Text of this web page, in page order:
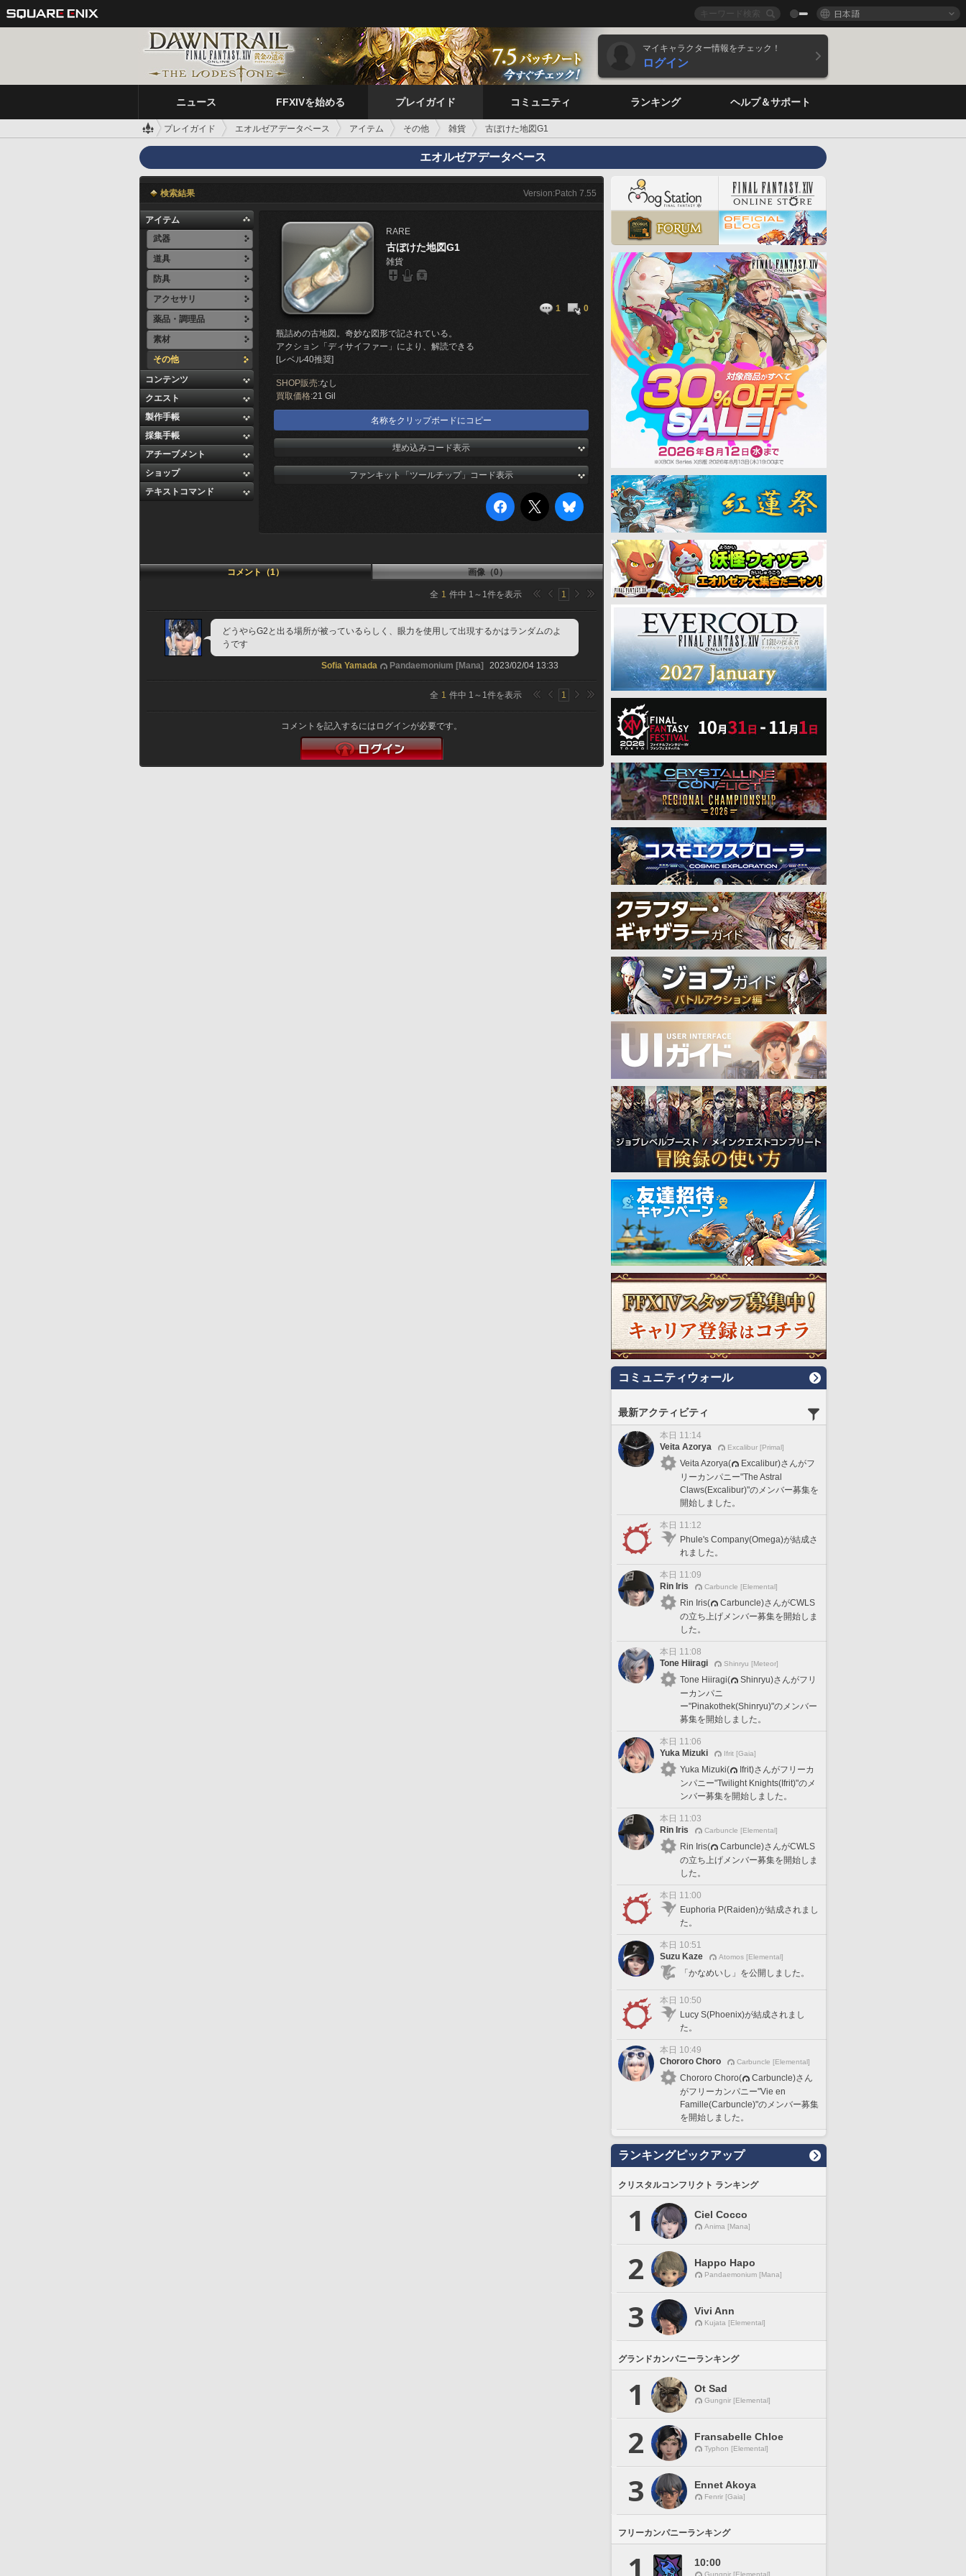
日本語
マイキャラクター情報をチェック！
ログイン
ニュース FFXIVを始める プレイガイド コミュニティ ランキング ヘルプ＆サポート
プレイガイド エオルゼアデータベース アイテム その他 雑貨 古ぼけた地図G1
エオルゼアデータベース
検索結果 Version:Patch 7.55
アイテム
武器
道具
防具
アクセサリ
薬品・調理品
素材
その他
コンテンツ
クエスト
製作手帳
採集手帳
アチーブメント
ショップ
テキストコマンド
RARE
古ぼけた地図G1
雑貨
1 0
瓶詰めの古地図。奇妙な図形で記されている。
アクション「ディサイファー」により、解読できる
[レベル40推奨]
SHOP販売:なし
買取価格:21 Gil
名称をクリップボードにコピー
埋め込みコード表示
ファンキット「ツールチップ」コード表示
コメント（1） 画像（0）
全 1 件中 1 ～ 1件を表示 1
どうやらG2と出る場所が被っているらしく、眼力を使用して出現するかはランダムのよ
うです
Sofia Yamada Pandaemonium [Mana] 2023/02/04 13:33
全 1 件中 1 ～ 1件を表示 1
コメントを記入するにはログインが必要です。
コミュニティウォール
最新アクティビティ
本日 11:14
Veita Azorya
Excalibur [Primal]
Veita Azorya(
Excalibur)さんがフ
リーカンパニー"The Astral
Claws(Excalibur)"のメンバー募集を
開始しました。
本日 11:12
Phule's Company(Omega)が結成さ
れました。
本日 11:09
Rin Iris
Carbuncle [Elemental]
Rin Iris(
Carbuncle)さんがCWLS
の立ち上げメンバー募集を開始しま
した。
本日 11:08
Tone Hiiragi
Shinryu [Meteor]
Tone Hiiragi(
Shinryu)さんがフリ
ーカンパニ
ー"Pinakothek(Shinryu)"のメンバー
募集を開始しました。
本日 11:06
Yuka Mizuki
Ifrit [Gaia]
Yuka Mizuki(
Ifrit)さんがフリーカ
ンパニー"Twilight Knights(Ifrit)"のメ
ンバー募集を開始しました。
本日 11:03
Rin Iris
Carbuncle [Elemental]
Rin Iris(
Carbuncle)さんがCWLS
の立ち上げメンバー募集を開始しま
した。
本日 11:00
Euphoria P(Raiden)が結成されまし
た。
本日 10:51
Suzu Kaze
Atomos [Elemental]
「かなめいし」を公開しました。
本日 10:50
Lucy S(Phoenix)が結成されまし
た。
本日 10:49
Chororo Choro
Carbuncle [Elemental]
Chororo Choro(
Carbuncle)さん
がフリーカンパニー"Vie en
Famille(Carbuncle)"のメンバー募集
を開始しました。
ランキングピックアップ
クリスタルコンフリクト ランキング
1 Ciel Cocco
Anima [Mana]
2 Happo Hapo
Pandaemonium [Mana]
3 Vivi Ann
Kujata [Elemental]
グランドカンパニーランキング
1 Ot Sad
Gungnir [Elemental]
2 Fransabelle Chloe
Typhon [Elemental]
3 Ennet Akoya
Fenrir [Gaia]
フリーカンパニーランキング
1 10:00
Gungnir [Elemental]